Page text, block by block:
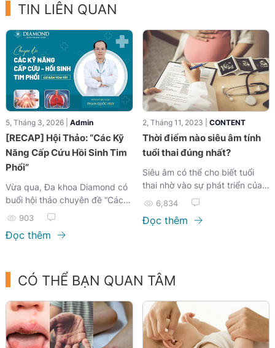
TIN LIÊN QUAN
5, Tháng 3, 2026 | Admin
[RECAP] Hội Thảo: “Các Kỹ
Năng Cấp Cứu Hồi Sinh Tim
Phổi”
Vừa qua, Đa khoa Diamond có
buổi hội thảo chuyên đề “Các
kỹ năng cấp cứu hồi sinh tim
pháp Phần mềm Bình Minh với
903
Đọc thêm
2, Tháng 11, 2023 | CONTENT
Thời điểm nào siêu âm tính
tuổi thai đúng nhất?
Siêu âm có thể cho biết tuổi
thai nhờ vào sự phát triển của
thai....6,834
Đọc thêm
CÓ THỂ BẠN QUAN TÂM